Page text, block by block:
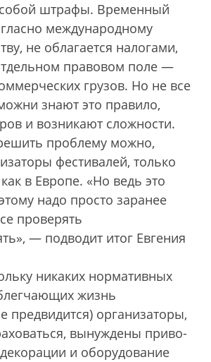
собой штрафы. Временный
международному
не облагается налогами,
правовом поле —
грузов. Но не все
знают это правило,
и возникают сложности.
проблему можно,
фестивалей, только
в Европе. «Но ведь это
надо просто заранее
проверять
— подводит итог Евгения
никаких нормативных
жизнь
предвидится) организаторы,
вынуждены приво­
и оборудование